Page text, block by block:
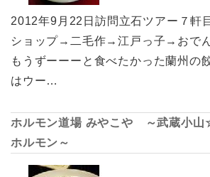
2012年9月22日訪問立石ツアー７軒
ショップ→二毛作→江戸っ子→おで
もうずーーーと食べたかった蘭州の
はウー…
ホルモン道場 みやこや ～武蔵小山
ホルモン～